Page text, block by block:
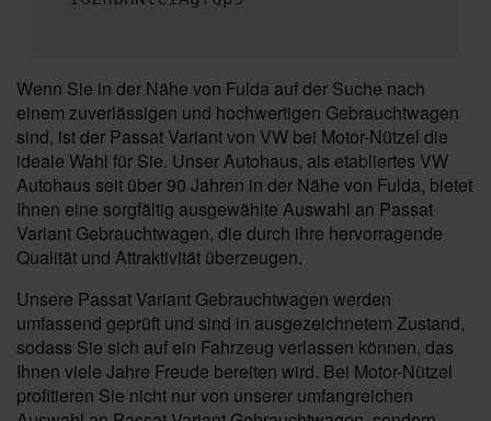
Wenn Sie in der Nähe von Fulda auf der Suche nach
einem zuverlässigen und hochwertigen Gebrauchtwagen
sind, ist der Passat Variant von VW bei Motor-Nützel die
ideale Wahl für Sie. Unser Autohaus, als etabliertes VW
Autohaus seit über 90 Jahren in der Nähe von Fulda, bietet
Ihnen eine sorgfältig ausgewählte Auswahl an Passat
Variant Gebrauchtwagen, die durch ihre hervorragende
Qualität und Attraktivität überzeugen.
Unsere Passat Variant Gebrauchtwagen werden
umfassend geprüft und sind in ausgezeichnetem Zustand,
sodass Sie sich auf ein Fahrzeug verlassen können, das
Ihnen viele Jahre Freude bereiten wird. Bei Motor-Nützel
profitieren Sie nicht nur von unserer umfangreichen